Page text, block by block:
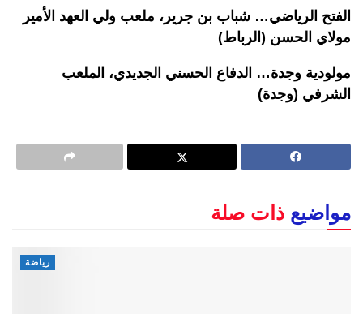
الفتح الرياضي… شباب بن جرير، ملعب ولي العهد الأمير
مولاي الحسن (الرباط)
مولودية وجدة… الدفاع الحسني الجديدي، الملعب
الشرفي (وجدة)
مواضيع ذات صلة
رياضة